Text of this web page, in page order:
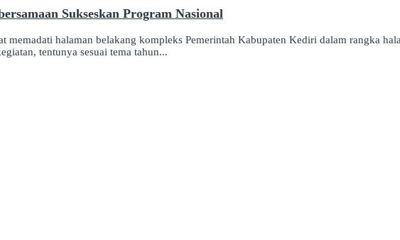
Sukseskan Program Nasional
halaman belakang kompleks Pemerintah Kabupaten Kediri dalam rangka
tentunya sesuai tema tahun...